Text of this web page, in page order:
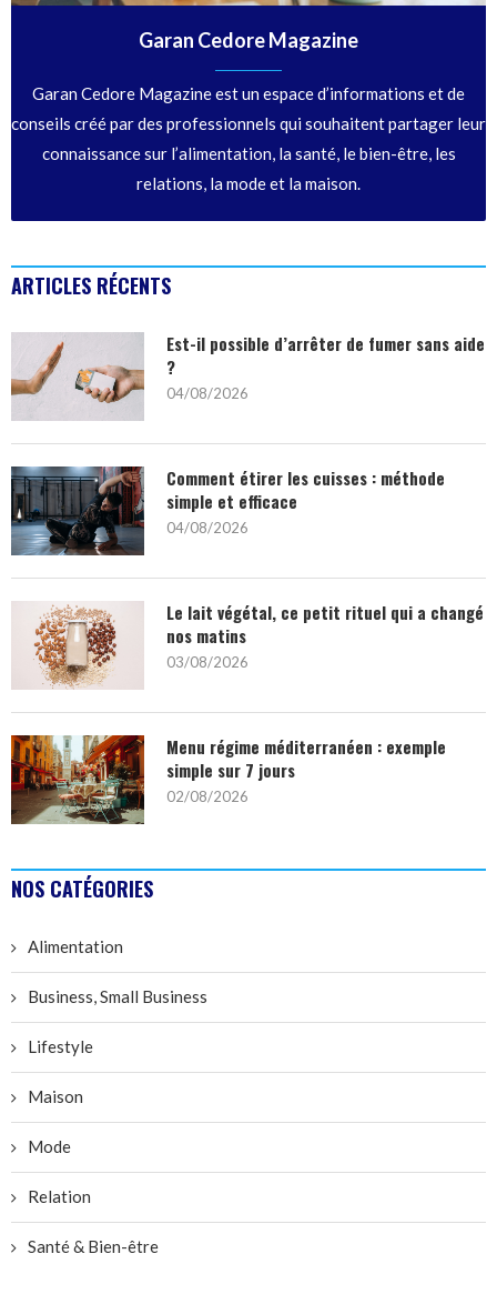
Garan Cedore Magazine
Garan Cedore Magazine est un espace d’informations et de
conseils créé par des professionnels qui souhaitent partager leur
connaissance sur l’alimentation, la santé, le bien-être, les
relations, la mode et la maison.
ARTICLES RÉCENTS
Est-il possible d’arrêter de fumer sans aide
?
04/08/2026
Comment étirer les cuisses : méthode
simple et efficace
04/08/2026
Le lait végétal, ce petit rituel qui a changé
nos matins
03/08/2026
Menu régime méditerranéen : exemple
simple sur 7 jours
02/08/2026
NOS CATÉGORIES
Alimentation
Business, Small Business
Lifestyle
Maison
Mode
Relation
Santé & Bien-être